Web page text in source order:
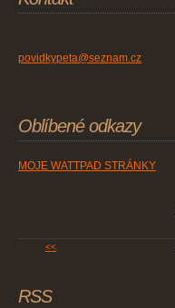
povidkypeta@seznam.cz
Oblíbené odkazy
MOJE WATTPAD STRÁNKY
<<
RSS